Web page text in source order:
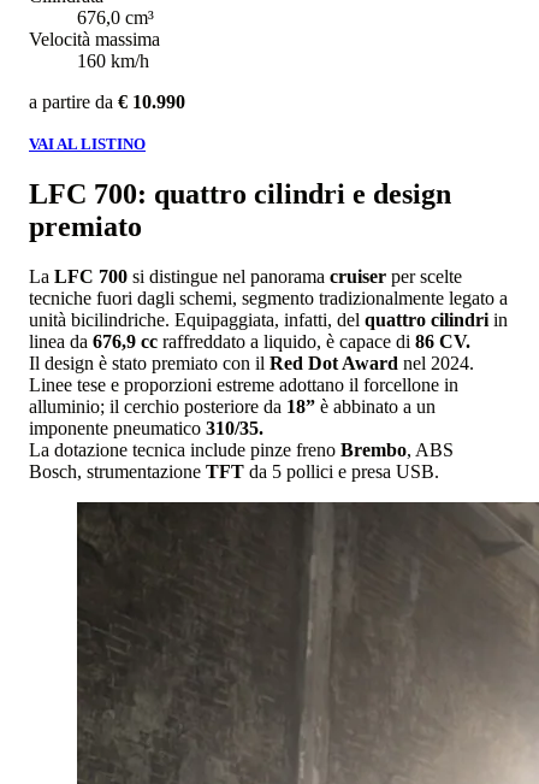
676,0 cm³
Velocità massima
160 km/h
a partire da € 10.990
VAI AL LISTINO
LFC 700: quattro cilindri e design
premiato
La LFC 700 si distingue nel panorama cruiser per scelte
tecniche fuori dagli schemi, segmento tradizionalmente legato a
unità bicilindriche. Equipaggiata, infatti, del quattro cilindriin
linea da 676,9 cc raffreddato a liquido, è capace di 86 CV.
Il design è stato premiato con il Red Dot Award nel 2024.
Linee tese e proporzioni estreme adottano il forcellone in
alluminio; il cerchio posteriore da 18” è abbinato a un
imponente pneumatico 310/35.
La dotazione tecnica include pinze freno Brembo, ABS
Bosch, strumentazione TFT da 5 pollici e presa USB.